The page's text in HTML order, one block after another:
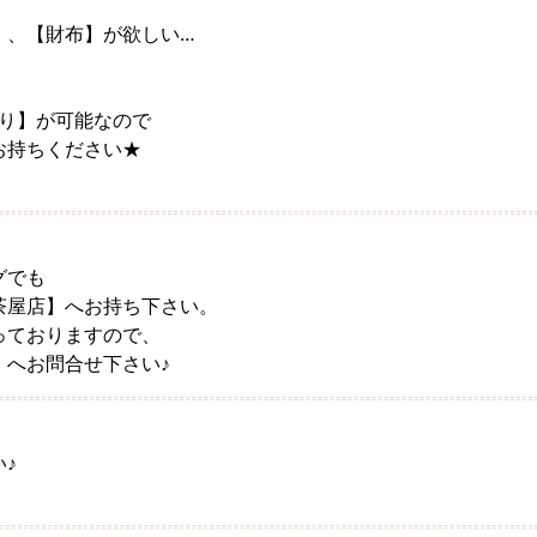
、【財布】が欲しい…
】が可能なので
持ちください★
でも
店】へお持ち下さい。
おりますので、
お問合せ下さい♪
♪